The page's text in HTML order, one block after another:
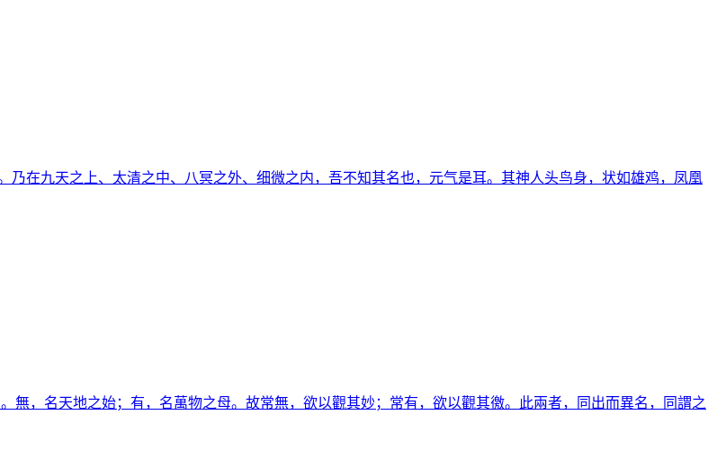
在九天之上、太清之中、八冥之外、细微之内，吾不知其名也，元气是耳。其神人头鸟身，状如雄鸡，凤凰
無，名天地之始；有，名萬物之母。故常無，欲以觀其妙；常有，欲以觀其徼。此兩者，同出而異名，同謂之